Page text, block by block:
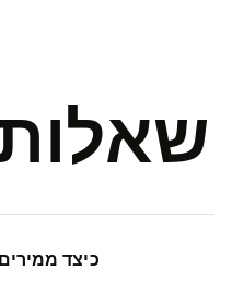
שאלות
כיצד ממירים